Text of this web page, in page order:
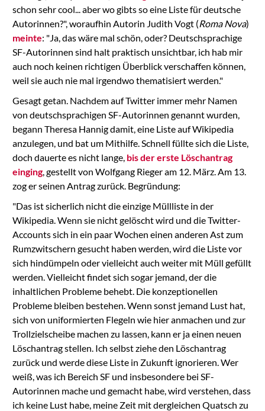
schon sehr cool... aber wo gibts so eine Liste für deutsche
Autorinnen?", woraufhin Autorin Judith Vogt (Roma Nova)
meinte: "Ja, das wäre mal schön, oder? Deutschsprachige
SF-Autorinnen sind halt praktisch unsichtbar, ich hab mir
auch noch keinen richtigen Überblick verschaffen können,
weil sie auch nie mal irgendwo thematisiert werden."
Gesagt getan. Nachdem auf Twitter immer mehr Namen
von deutschsprachigen SF-Autorinnen genannt wurden,
begann Theresa Hannig damit, eine Liste auf Wikipedia
anzulegen, und bat um Mithilfe. Schnell füllte sich die Liste,
doch dauerte es nicht lange, bis der erste Löschantrag
einging, gestellt von Wolfgang Rieger am 12. März. Am 13.
zog er seinen Antrag zurück. Begründung:
"Das ist sicherlich nicht die einzige Müllliste in der
Wikipedia. Wenn sie nicht gelöscht wird und die Twitter-
Accounts sich in ein paar Wochen einen anderen Ast zum
Rumzwitschern gesucht haben werden, wird die Liste vor
sich hindümpeln oder vielleicht auch weiter mit Müll gefüllt
werden. Vielleicht findet sich sogar jemand, der die
inhaltlichen Probleme behebt. Die konzeptionellen
Probleme bleiben bestehen. Wenn sonst jemand Lust hat,
sich von uniformierten Flegeln wie hier anmachen und zur
Trollzielscheibe machen zu lassen, kann er ja einen neuen
Löschantrag stellen. Ich selbst ziehe den Löschantrag
zurück und werde diese Liste in Zukunft ignorieren. Wer
weiß, was ich Bereich SF und insbesondere bei SF-
Autorinnen mache und gemacht habe, wird verstehen, dass
ich keine Lust habe, meine Zeit mit dergleichen Quatsch zu